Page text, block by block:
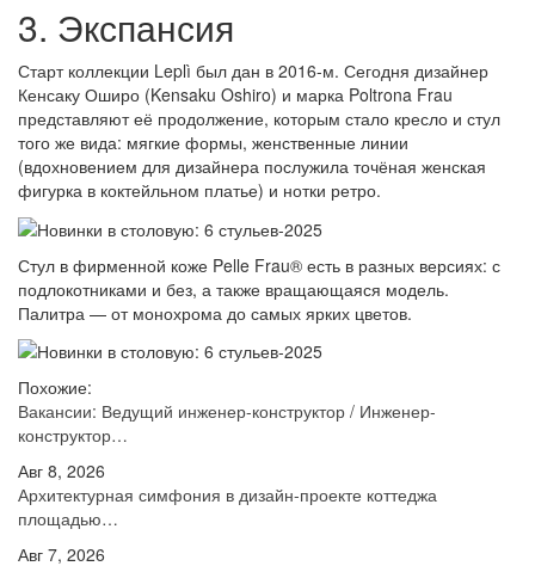
3. Экспансия
Старт коллекции Leplì был дан в 2016-м. Сегодня дизайнер
Кенсаку Оширо (Kensaku Oshiro) и марка Poltrona Frau
представляют её продолжение, которым стало кресло и стул
того же вида: мягкие формы, женственные линии
(вдохновением для дизайнера послужила точёная женская
фигурка в коктейльном платье) и нотки ретро.
Стул в фирменной коже Pelle Frau® есть в разных версиях: с
подлокотниками и без, а также вращающаяся модель.
Палитра — от монохрома до самых ярких цветов.
Похожие:
Вакансии: Ведущий инженер-конструктор / Инженер-
конструктор…
Авг 8, 2026
Архитектурная симфония в дизайн-проекте коттеджа
площадью…
Авг 7, 2026